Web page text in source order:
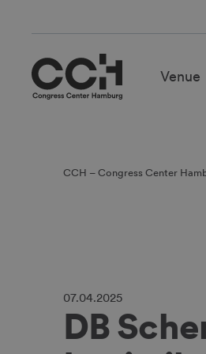
Venue
CCH – Congress Center
07.04.2025
DB